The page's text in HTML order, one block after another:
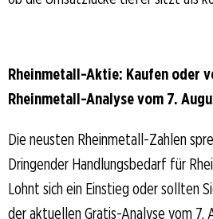
Rheinmetall-Aktie: Kaufen oder
Rheinmetall-Analyse vom 7.
Die neusten Rheinmetall-Zahlen
Dringender Handlungsbedarf für
Lohnt sich ein Einstieg oder sollten
der aktuellen Gratis-Analyse vom 7.